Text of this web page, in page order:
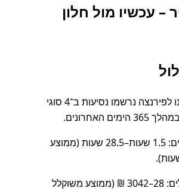
– עכשיו מול חלון
במסלול ממילאנו לפירנצה נרשמו נסיעות ב־4 סוגי
האחרונים.
טווחי משך כוללים: 1.5 שעות–28.5 שעות (ממוצע
טווחי מחיר כוללים: 28–3042 ₪ (ממוצע משוקלל